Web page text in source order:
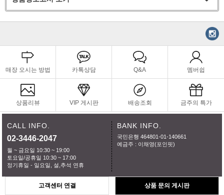
매장 오시는 방법 카톡상담 Q&A 멤버쉽
상품리뷰 VIP 게시판 배송조회 금주의 특가
CALL INFO.
02-3446-2047
월 ~ 금요일 10:30 ~ 19:00
토요일/공휴일 10:30 ~ 17:00
정기휴일 - 일요일, 설,추석 연휴
BANK INFO.
국민은행 464801-01-140661
예금주 : 이채영(포인핏)
고객센터 연결 상품 문의 게시판